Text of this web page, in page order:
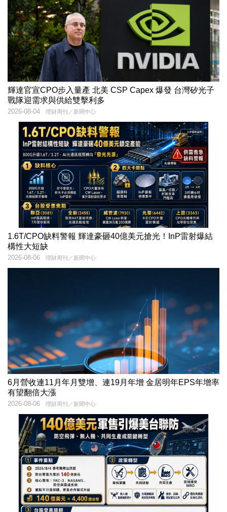
輝達官宣CPO步入量產 北美 CSP Capex 爆發 台灣矽光子
戰隊迎需求與供給雙擊利多
理財周刊／新聞中心
2026-08-04
1.6T/CPO缺料警報 輝達豪砸40億美元搶光！InP雷射爆結
構性大短缺
理財周刊／新聞中心
2026-08-06
6月營收連11月年月雙增、連19月年增 金居明年EPS年增率
有望翻倍大漲
理財周刊／新聞中心
2026-08-06